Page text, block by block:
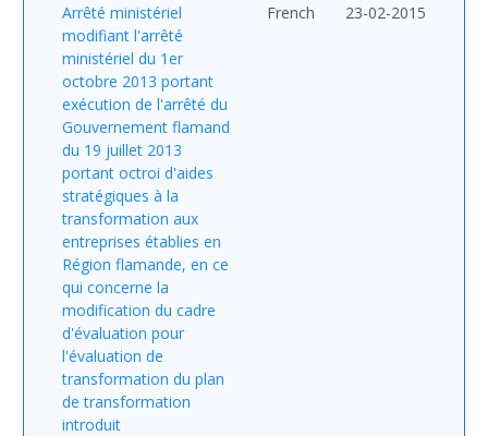
Arrêté ministériel
modifiant l'arrêté
ministériel du 1er
octobre 2013 portant
exécution de l'arrêté du
Gouvernement flamand
du 19 juillet 2013
portant octroi d'aides
stratégiques à la
transformation aux
entreprises établies en
Région flamande, en ce
qui concerne la
modification du cadre
d'évaluation pour
l'évaluation de
transformation du plan
de transformation
introduit
French 23-02-2015